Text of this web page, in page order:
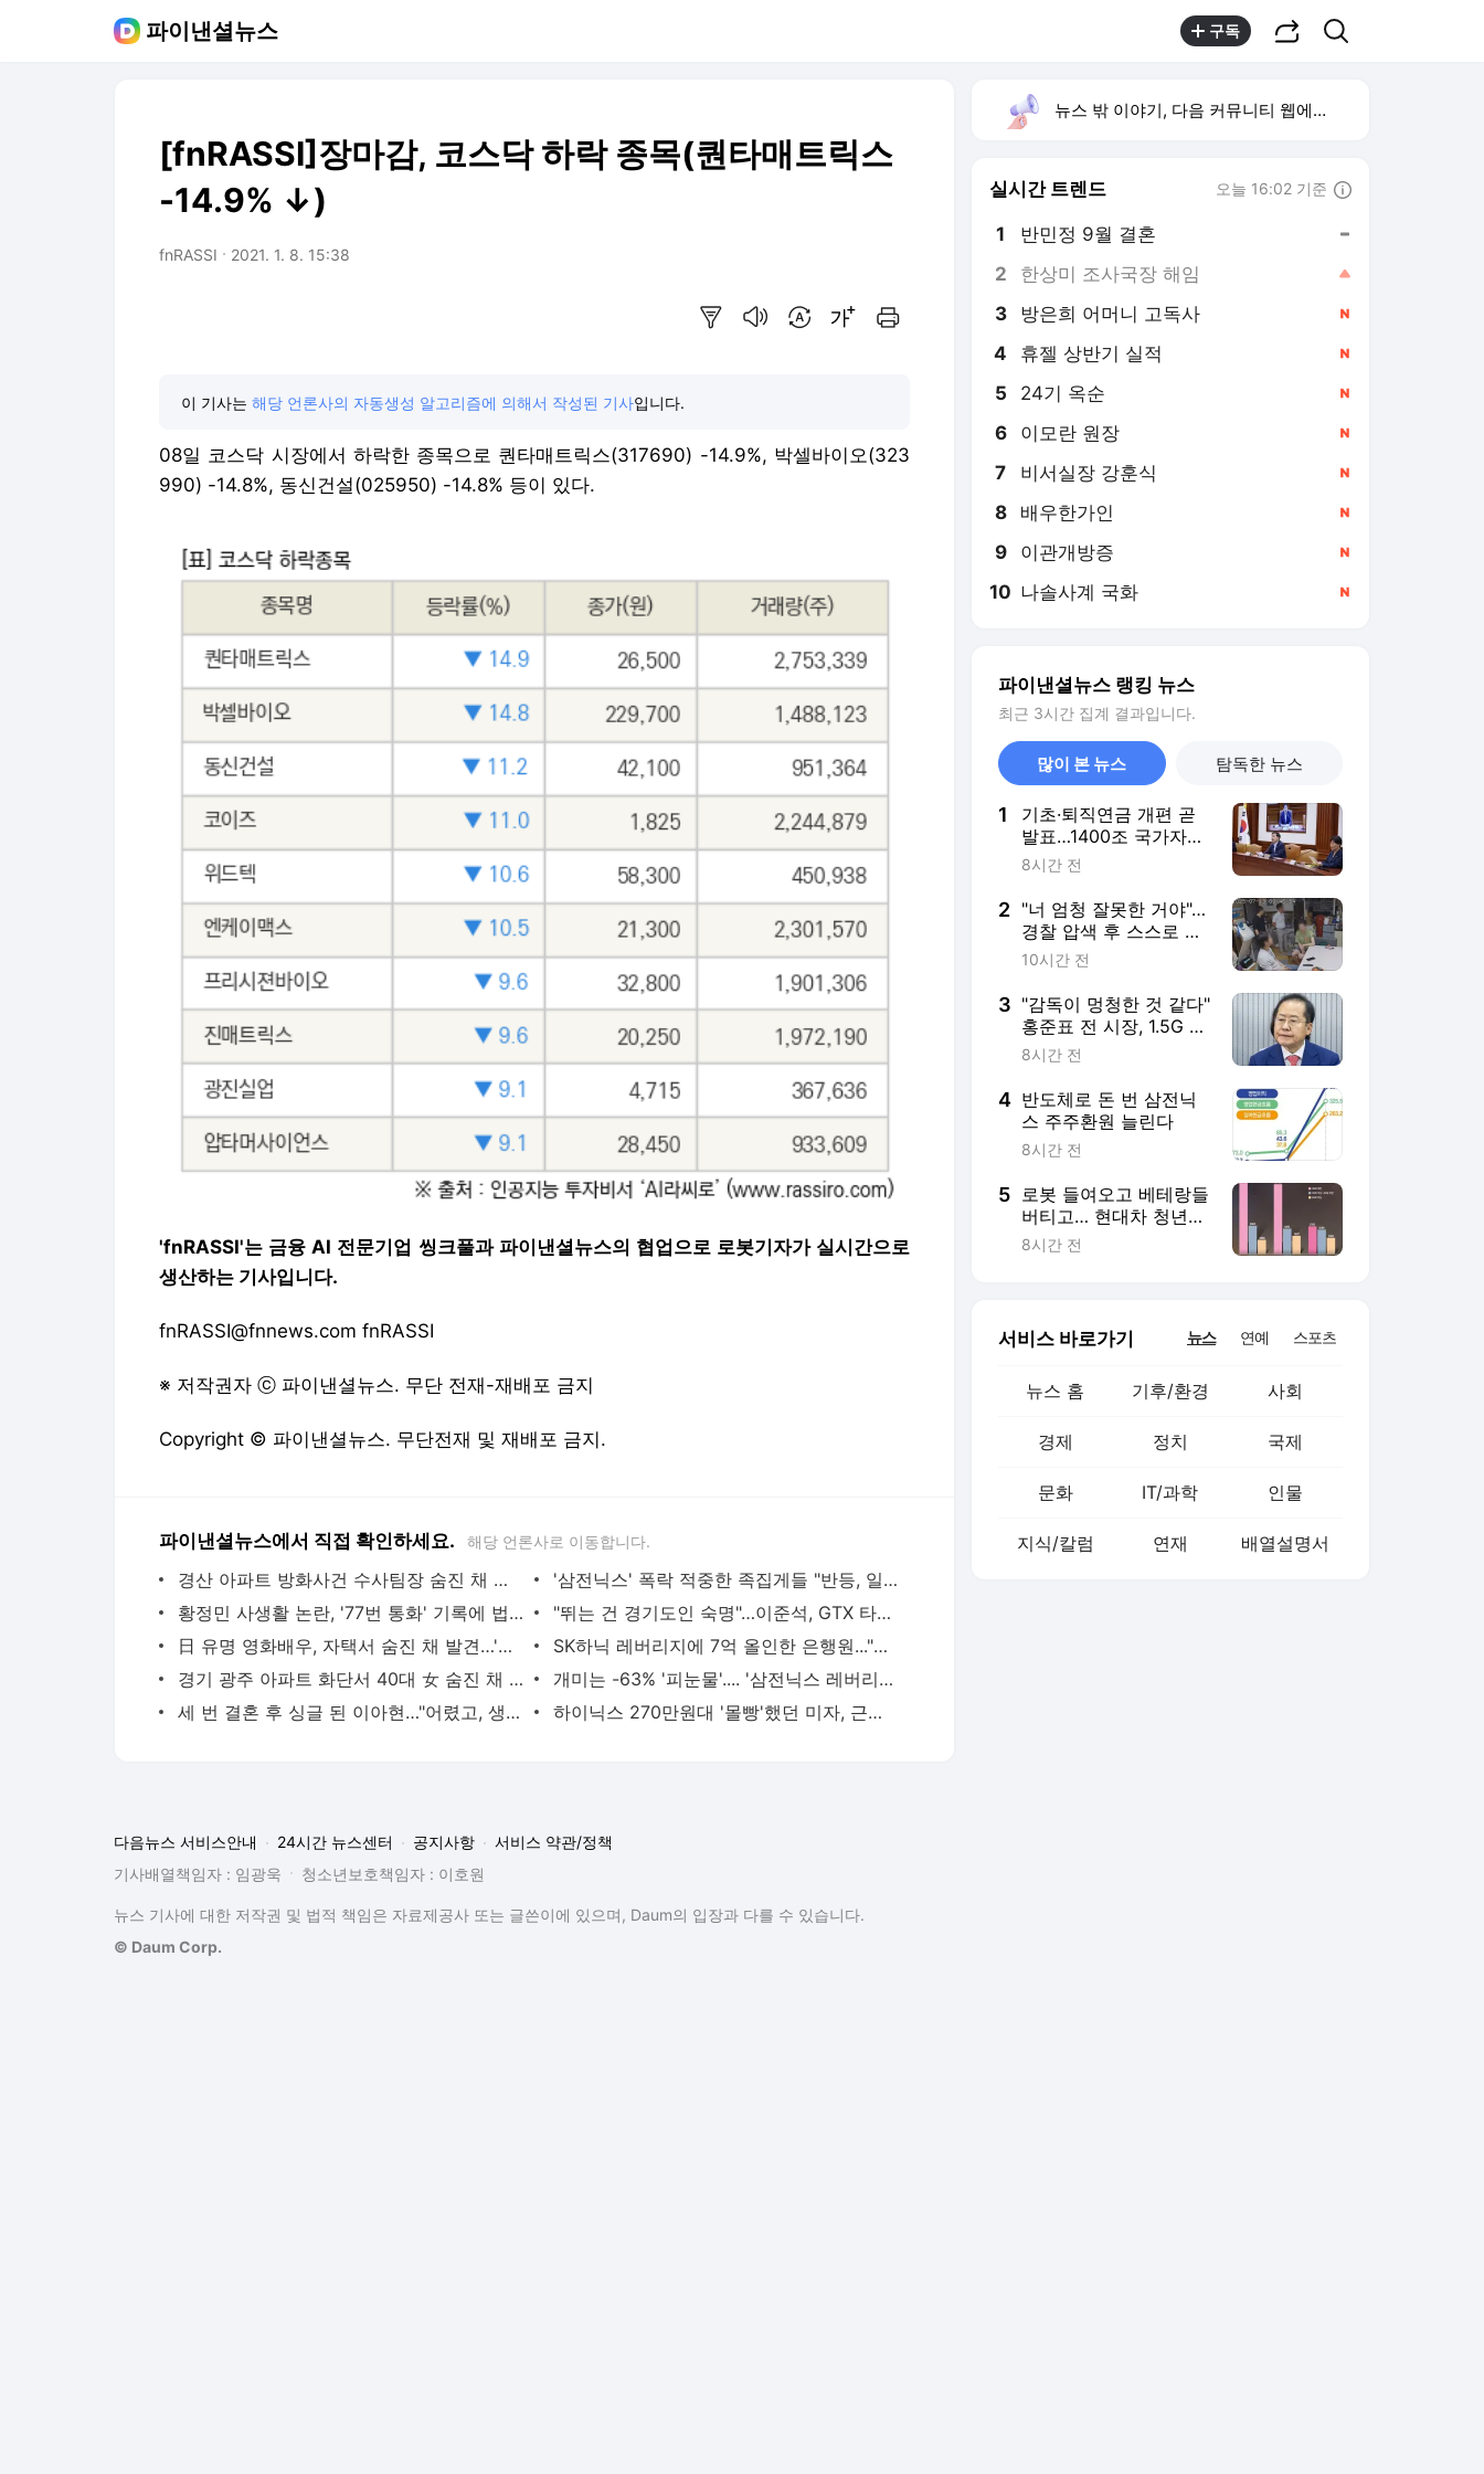
파이낸셜뉴스 구독
[fnRASSI]장마감, 코스닥 하락 종목(퀀타매트릭스
-14.9% ↓)
fnRASSI 2021. 1. 8. 15:38
이 기사는 해당 언론사의 자동생성 알고리즘에 의해서 작성된 기사입니다.
08일 코스닥 시장에서 하락한 종목으로 퀀타매트릭스(317690) -14.9%, 박셀바이오(323
990) -14.8%, 동신건설(025950) -14.8% 등이 있다.
'fnRASSI'는 금융 AI 전문기업 씽크풀과 파이낸셜뉴스의 협업으로 로봇기자가 실시간으로
생산하는 기사입니다.
fnRASSI@fnnews.com fnRASSI
※ 저작권자 ⓒ 파이낸셜뉴스. 무단 전재-재배포 금지
Copyright © 파이낸셜뉴스. 무단전재 및 재배포 금지.
파이낸셜뉴스에서 직접 확인하세요. 해당 언론사로 이동합니다.
경산 아파트 방화사건 수사팀장 숨진 채 발견…사망 경위 조사
'삼전닉스' 폭락 적중한 족집게들 "반등, 일회성 아니다"면서... AI 과잉투자엔 '우려'
황정민 사생활 논란, '77번 통화' 기록에 법조계 주목
"뛰는 건 경기도인 숙명"…이준석, GTX 타고 국회 출근길 "1시간 6분 걸렸다"
日 유명 영화배우, 자택서 숨진 채 발견…'마약투약 혐의'
SK하닉 레버리지에 7억 올인한 은행원..."한 달 만에 5억 증발" 멘붕
경기 광주 아파트 화단서 40대 女 숨진 채 발견…시신 옆엔 '이불'
개미는 -63% '피눈물'.... '삼전닉스 레버리지' 운용사, 얼마 벌었나 봤더니
세 번 결혼 후 싱글 된 이아현…"어렸고, 생각도 짧았다"
하이닉스 270만원대 '몰빵'했던 미자, 근황 질문에 "지금 털면 죽어요"
뉴스 밖 이야기, 다음 커뮤니티 웹에서 보기
실시간 트렌드 오늘 16:02 기준
1 반민정 9월 결혼
3 방은희 어머니 고독사
4 휴젤 상반기 실적
5 24기 옥순
6 이모란 원장
7 비서실장 강훈식
8 배우한가인
9 이관개방증
10 나솔사계 국화
파이낸셜뉴스 랭킹 뉴스
최근 3시간 집계 결과입니다.
많이 본 뉴스 탐독한 뉴스
1
기초·퇴직연금 개편 곧
발표…1400조 국가자산
적극 운용
8시간 전
2 "너 엄청 잘못한 거야"…
경찰 압색 후 스스로 목
숨 끊은 10대, 유족 국가
10시간 전
3 "감독이 멍청한 것 같다"
홍준표 전 시장, 1.5G 차
뒤처진 삼성 뼈 때린 '작
8시간 전
4 반도체로 돈 번 삼전닉
스 주주환원 늘린다
8시간 전
5 로봇 들여오고 베테랑들
버티고… 현대차 청년채
용 65% 급감
8시간 전
서비스 바로가기 뉴스 연예 스포츠
뉴스 홈 기후/환경 사회
경제 정치 국제
문화 IT/과학 인물
지식/칼럼 연재 배열설명서
다음뉴스 서비스안내 24시간 뉴스센터 공지사항
서비스 약관/정책
기사배열책임자 : 임광욱
청소년보호책임자 : 이호원
뉴스 기사에 대한 저작권 및 법적 책임은 자료제공사 또는 글쓴이에 있으며, Daum의 입장과 다를 수 있습니다.
© Daum Corp.